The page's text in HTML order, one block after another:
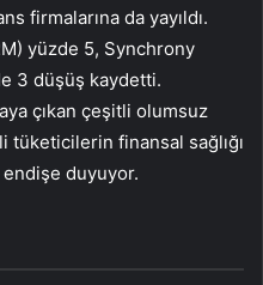
firmalarına da yayıldı.
yüzde 5, Synchrony
3 düşüş kaydetti.
çıkan çeşitli olumsuz
finansal sağlığı
duyuyor.